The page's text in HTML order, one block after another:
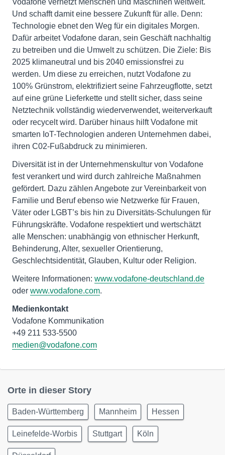
Vodafone vernetzt Menschen und Maschinen weltweit.
Und schafft damit eine bessere Zukunft für alle. Denn:
Technologie ebnet den Weg für ein digitales Morgen.
Dafür arbeitet Vodafone daran, sein Geschäft nachhaltig
zu betreiben und die Umwelt zu schützen. Die Ziele: Bis
2025 klimaneutral und bis 2040 emissionsfrei zu
werden. Um diese zu erreichen, nutzt Vodafone zu
100% Grünstrom, elektrifiziert seine Fahrzeugflotte, setzt
auf eine grüne Lieferkette und stellt sicher, dass seine
Netztechnik vollständig wiederverwendet, weiterverkauft
oder recycelt wird. Darüber hinaus hilft Vodafone mit
smarten IoT-Technologien anderen Unternehmen dabei,
ihren C02-Fußabdruck zu minimieren.
Diversität ist in der Unternehmenskultur von Vodafone
fest verankert und wird durch zahlreiche Maßnahmen
gefördert. Dazu zählen Angebote zur Vereinbarkeit von
Familie und Beruf ebenso wie Netzwerke für Frauen,
Väter oder LGBT’s bis hin zu Diversitäts-Schulungen für
Führungskräfte. Vodafone respektiert und wertschätzt
alle Menschen: unabhängig von ethnischer Herkunft,
Behinderung, Alter, sexueller Orientierung,
Geschlechtsidentität, Glauben, Kultur oder Religion.
Weitere Informationen: www.vodafone-deutschland.de
oder www.vodafone.com.
Medienkontakt
Vodafone Kommunikation
medien@vodafone.com
Orte in dieser Story
Baden-Württemberg Mannheim Hessen
Leinefelde-Worbis Stuttgart Köln